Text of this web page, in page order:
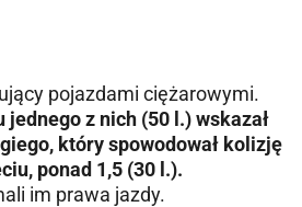
pojazdami ciężarowymi.
z nich (50 l.) wskazał
który spowodował kolizję
ponad 1,5 (30 l.).
im prawa jazdy.